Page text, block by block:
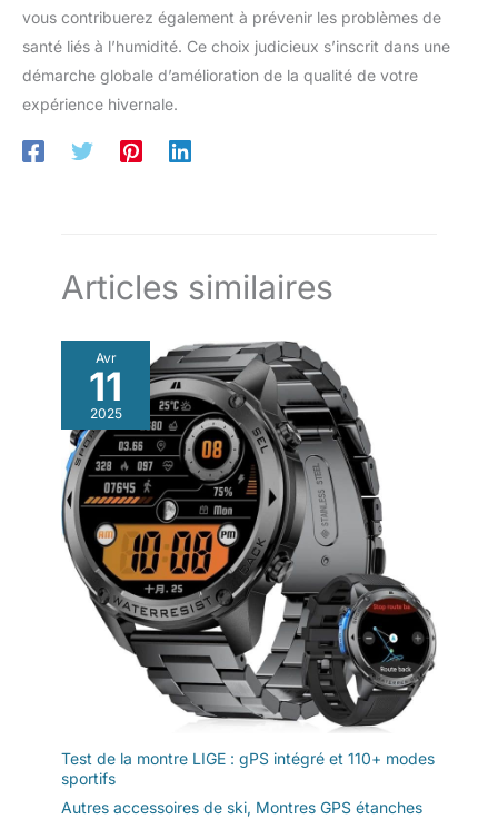
vous contribuerez également à prévenir les problèmes de
santé liés à l’humidité. Ce choix judicieux s’inscrit dans une
démarche globale d’amélioration de la qualité de votre
expérience hivernale.
Articles similaires
Avr
11
2025
Test de la montre LIGE : gPS intégré et 110+ modes
sportifs
Autres accessoires de ski, Montres GPS étanches